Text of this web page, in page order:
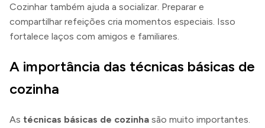
Cozinhar também ajuda a socializar. Preparar e
compartilhar refeições cria momentos especiais. Isso
fortalece laços com amigos e familiares.
A importância das técnicas básicas de
cozinha
As técnicas básicas de cozinha são muito importantes.